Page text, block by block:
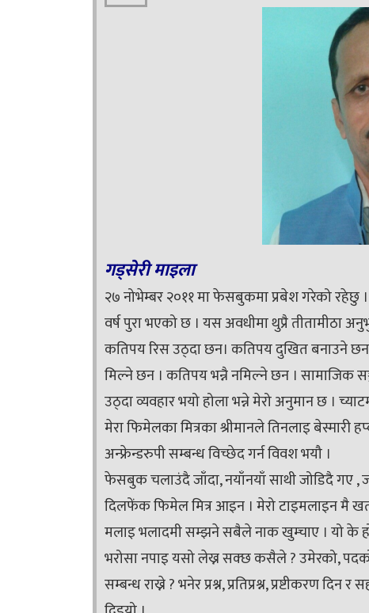
गड्सेरी माइला
२७ नोभेम्बर २०११ मा फेसबुकमा प्रबेश गरेको
वर्ष पुरा भएको छ । यस अवधीमा थुप्रै तीतामीठा
कतिपय रिस उठ्दा छन। कतिपय दुखित बनाउने
मिल्ने छन । कतिपय भन्नै नमिल्ने छन ।सामाजिक
उठ्दा व्यवहार भयो होला भन्ने मेरो अनुमान छ ।
मेरा फिमेलका मित्रका श्रीमानले तिनलाइ बेस्मारी
अन्फ्रेन्डरुपी सम्बन्ध विच्छेद गर्न विवश भयौ ।
फेसबुक चलाउंदै जाँदा, नयाँनयाँ साथी जोडिदै गए ,
दिलफेंक फिमेल मित्र आइन । मेरो टाइमलाइन मै
मलाइ भलादमी सम्झने सबैले नाक खुम्चाए । यो के
भरोसा नपाइ यसो लेख्न सक्छ कसैले ? उमेरको, पदको
सम्बन्ध राख्ने ? भनेर प्रश्न, प्रतिप्रश्न, प्रष्टीकरण